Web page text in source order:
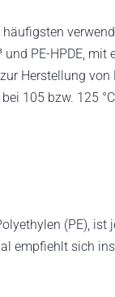
PE-HPDE,
Herstellung
105 bzw. 125
(PE),
empfiehlt sich